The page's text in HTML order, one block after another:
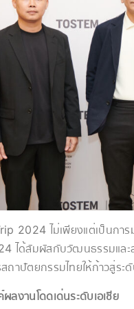
2024 ไม่เพียงแต่เป็นการ
ได้สัมผัสกับวัฒนธรรมและ
ถาปัตยกรรมไทยให้ก้าวสู่ร
ลงานโดดเด่นระดับเอเชีย